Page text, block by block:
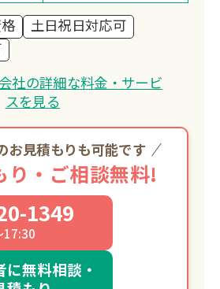
土日祝日対応可
社の詳細な料金・サービ
スを見る
お見積もりも可能です
り・ご相談無料!
1349
17:30
に無料相談・